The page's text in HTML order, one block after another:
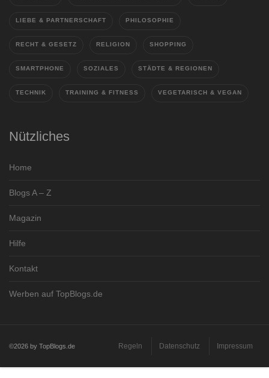
LIEBE & PARTNERSCHAFT PHILOSOPHIE
RECHT & GESETZ RELIGION SHOPPING
SMARTPHONE SOZIALES STÄDTE & REGIONEN
TECHNIK TRAINING & FITNESS VEGETARISCH & VEGAN
Nützliches
Home
Blogs A – Z
Magazin
Hilfe
Kontakt
Werben auf TopBlogs.de
©2026 by TopBlogs.de Regeln Datenschutz Impressum